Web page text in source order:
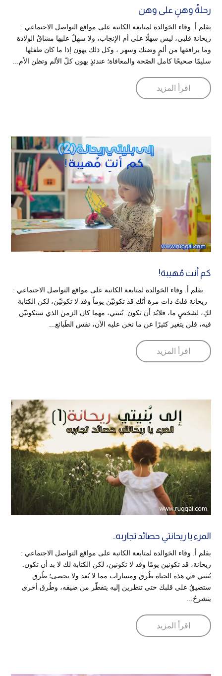
رحلةُ وهنٍ على وهن
بقلم أ. وفاء الخوالدة لمتابعة الكاتبة على مواقع التواصل الاجتماعي :
ريحانة قلبي، ليس سهلًا على أم الإنجاب، ولا سهلٌ عليها مشاقُ الولادة
وما يرافقها من ألمٍ وضنك وسهر ، وكل ذلك يهون إذا ما كان طفلها
سليمًا صحيحًا كامل الصّحة والمعافاة؛ عندئذٍ يهون كلّ الألم وتظن الأم...
اقرأ المزيد
كم أنت مُهيبة!
بقلم أ. وفاء الخوالدة لمتابعة الكاتبة على مواقع التواصل الاجتماعي :
ريحانة قلتُ ذات مرة أنّك قد تكونيّن يوماً وقد لا تكونيّن، لكن الكتابة
لكِ، لشخصٍ ما، فلابُد أن تكون. بُنيتي، مهما كان الزمن الذي ستكونيّن
فيه، فلن يتغير كثيرًا عن ما نحن عليه الآن، نفس الطَبائع...
اقرأ المزيد
المرء يا ريحانتي حصائد تجاربه..
بقلم أ. وفاء الخوالدة لمتابعة الكاتبة على مواقع التواصل الاجتماعي :
ريحانة، قد تكونين يومًا وقد لا تكونين، لكن الكتابة لك لا بد أن تكون.
بُنيتي في هذه الحياة طُرق ومسارات مما لا يُعد ولا يحصى؛ طُرق
ستضيقُ على قلبك حتى تنظرين إليه يتفطّر من ضيقه، وطُرق أخرى
ينشرحُ...
اقرأ المزيد